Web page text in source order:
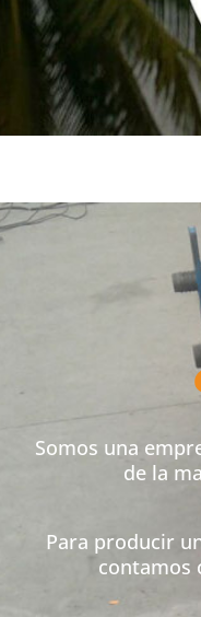
Somos una
de la
Para producir
contamos